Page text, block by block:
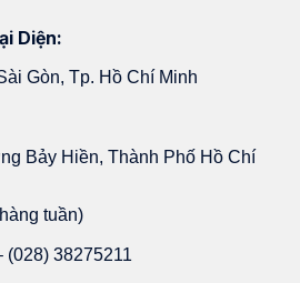
Diện:
Gòn, Tp. Hồ Chí Minh
Bảy Hiền, Thành Phố Hồ Chí
tuần)
(028) 38275211